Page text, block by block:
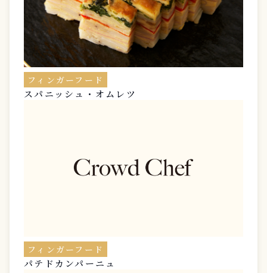
フィンガーフード
スパニッシュ・オムレツ
フィンガーフード
パテドカンパーニュ